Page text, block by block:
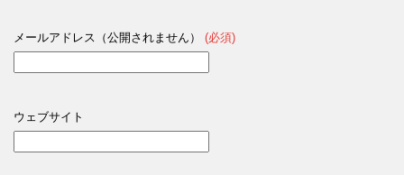
メールアドレス（公開されません） (必須)
ウェブサイト